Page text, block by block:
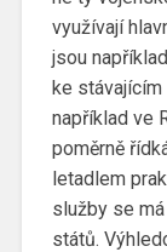
využívají
jsou
ke stávajícím
například ve
poměrně
letadlem
služby se
států.